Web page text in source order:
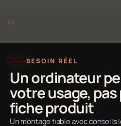
BESOIN RÉEL
Un ordinateur
votre usage,
fiche produit
Un montage fiable avec conseils